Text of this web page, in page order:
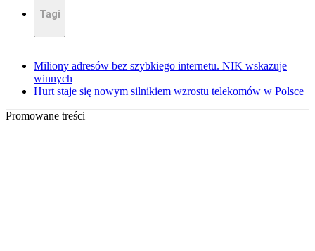
Tagi
Miliony adresów bez szybkiego internetu. NIK wskazuje
winnych
Hurt staje się nowym silnikiem wzrostu telekomów w Polsce
Promowane treści